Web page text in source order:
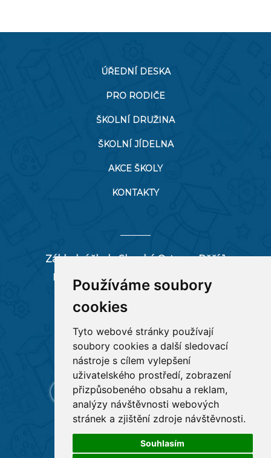
Používáme soubory
cookies
Tyto webové stránky používají
soubory cookies a další sledovací
nástroje s cílem vylepšení
uživatelského prostředí, zobrazení
přizpůsobeného obsahu a reklam,
analýzy návštěvnosti webových
stránek a zjištění zdroje návštěvnosti.
Souhlasím
ÚŘEDNÍ DESKA
PRO RODIČE
ŠKOLNÍ DRUŽINA
ŠKOLNÍ JÍDELNA
AKCE ŠKOLY
KONTAKTY
Základní škola Slezská Ostrava, Pěší 1
Pěší 66/1, 712 00 Ostrava-Muglinov
tel:596 244 880
RYCHLÉ ODKAZY